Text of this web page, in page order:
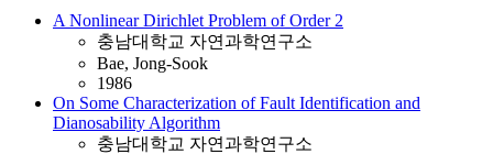
A Nonlinear Dirichlet Problem of Order 2
충남대학교 자연과학연구소
Bae, Jong-Sook
1986
On Some Characterization of Fault Identification and
Dianosability Algorithm
충남대학교 자연과학연구소